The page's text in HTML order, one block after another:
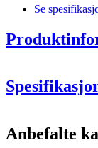
Se
Anbefalte